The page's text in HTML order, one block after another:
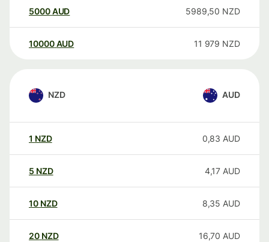
5000AUD 5989,50 NZD
10000 AUD 11 979 NZD
NZD AUD
1 NZD 0,83 AUD
5 NZD 4,17 AUD
10 NZD 8,35 AUD
20 NZD 16,70 AUD